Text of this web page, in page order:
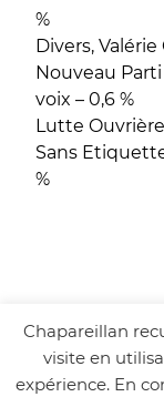
%
Divers, Valérie
Nouveau
voix – 0,6 %
Lutte
Sans
%
ÉLECTIONS
MAI 2017
Chapareillan
visite en
expérience. En